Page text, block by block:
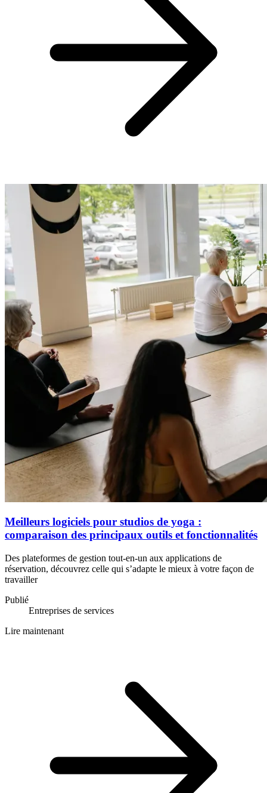
Meilleurs logiciels pour studios de yoga :
comparaison des principaux outils et fonctionnalités
Des plateformes de gestion tout-en-un aux applications de
réservation, découvrez celle qui s’adapte le mieux à votre façon de
travailler
Publié
Entreprises de services
Lire maintenant